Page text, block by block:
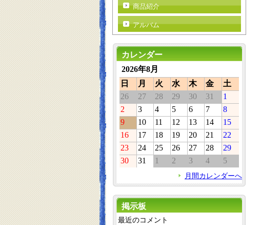
商品紹介
アルバム
カレンダー
2026年8月
日
月 火 水 木 金
土
26
27 28 29 30 31
1
2
3 4 5 6 7
8
9
10 11 12 13 14
15
16
17 18 19 20 21
22
23
24 25 26 27 28
29
30
31 1 2 3 4 5
月間カレンダーへ
掲示板
最近のコメント